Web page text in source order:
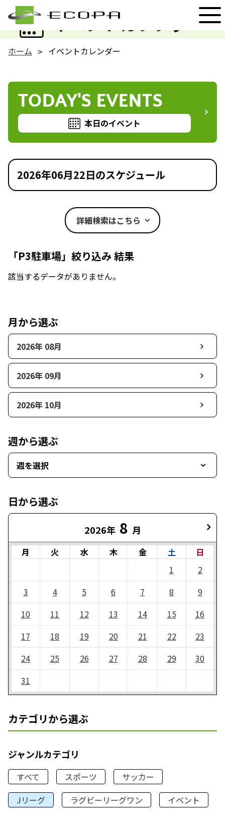
イベントカレンダー
EVENT
ホーム イベントカレンダー
TODAY'S EVENTS
本日のイベント
2026年06月22日のスケジュール
詳細検索はこちら
「P3駐車場」絞り込み 結果
該当するデータがありません。
月から選ぶ
2026年 08月
2026年 09月
2026年 10月
週から選ぶ
週を選択
日から選ぶ
2026年 8 月
月 火 水 木 金 土
日
1
2
3
4 5 6 7 8
9
10
11 12 13 14 15
16
17
18 19 20 21 22
23
24
25 26 27 28 29
30
31
カテゴリから選ぶ
ジャンルカテゴリ
すべて スポーツ
サッカー
Jリーグ
ラグビーリーグワン
イベント